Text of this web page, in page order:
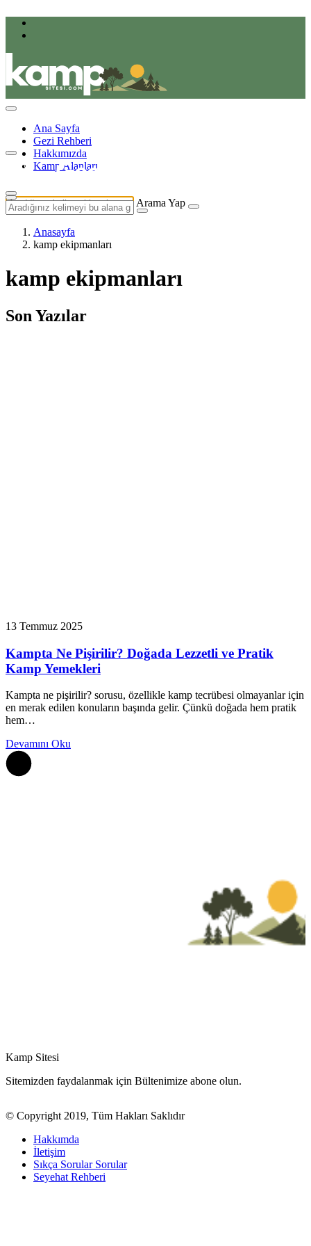
Ana Sayfa
Gezi Rehberi
Hakkımızda
Kamp Alanları
Arama Yap
Anasayfa
kamp ekipmanları
kamp ekipmanları
Son Yazılar
13 Temmuz 2025
Kampta Ne Pişirilir? Doğada Lezzetli ve Pratik
Kamp Yemekleri
Kampta ne pişirilir? sorusu, özellikle kamp tecrübesi olmayanlar için
en merak edilen konuların başında gelir. Çünkü doğada hem pratik
hem…
Devamını Oku
Kamp Sitesi
Sitemizden faydalanmak için Bültenimize abone olun.
© Copyright 2019, Tüm Hakları Saklıdır
Hakkımda
İletişim
Sıkça Sorular Sorular
Seyehat Rehberi